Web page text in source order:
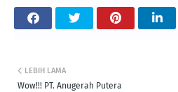
LEBIH LAMA
Wow!!! PT. Anugerah Putera